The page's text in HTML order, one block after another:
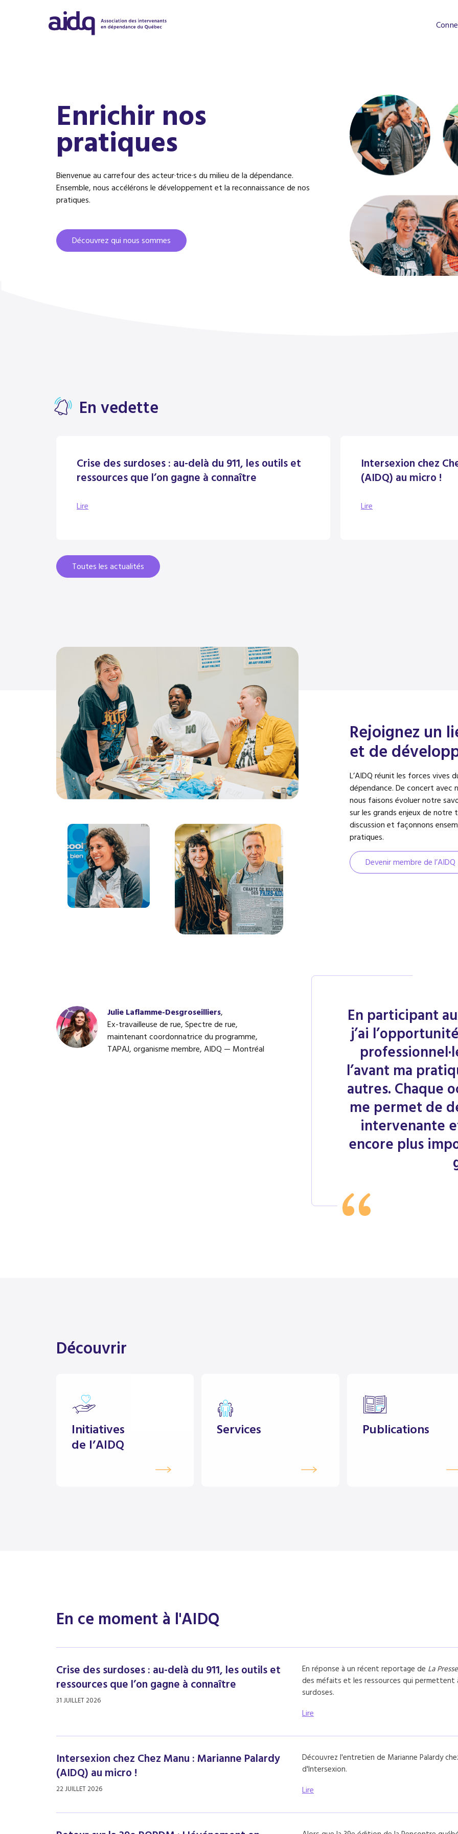
Enrichir nos
pratiques
Bienvenue au carrefour des acteur·trice·s du milieu de la dépendance.
Ensemble, nous accélérons le développement et la reconnaissance de nos
pratiques.
Découvrez qui nous sommes
En vedette
Crise des surdoses : au-delà du 911, les outils et
ressources que l’on gagne à connaître
Lire
Intersexion chez
(AIDQ) au micro !
Lire
Toutes les actualités
Rejoignez un
et de
L’AIDQ réunit les forces vives
dépendance. De concert avec
nous faisons évoluer notre
sur les grands enjeux de
discussion et façonnons
pratiques.
Devenir membre de l’AIDQ
Julie Laflamme-Desgroseilliers,
Ex-travailleuse de rue, Spectre de rue,
maintenant coordonnatrice du programme,
TAPAJ, organisme membre, AIDQ — Montréal
En participant
j’ai
l’avant ma
autres. Chaque
me permet de
intervenante
encore plus
Découvrir
Initiatives
de l’AIDQ
Services Publications
En ce moment à l'AIDQ
Crise des surdoses : au-delà du 911, les outils et
ressources que l’on gagne à connaître
31 JUILLET 2026
En réponse à un récent reportage de La Presse
des méfaits et les ressources qui permettent
surdoses.
Lire
Intersexion chez Chez Manu : Marianne Palardy
(AIDQ) au micro !
22 JUILLET 2026
Découvrez l'entretien de Marianne Palardy
d'Intersexion.
Lire